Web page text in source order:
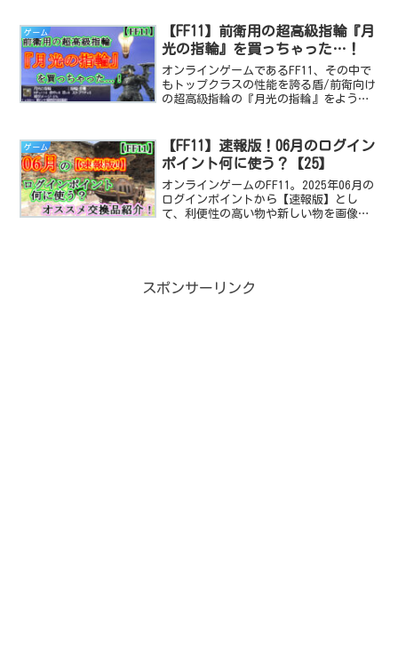
分で確かめて確認したものもチラっとレ
ポします。
ゲーム
【FF11】前衛用の超高級指輪『月
光の指輪』を買っちゃった…！
オンラインゲームであるFF11、その中で
もトップクラスの性能を誇る盾/前衛向け
の超高級指輪の『月光の指輪』をようや
ゲーム
【FF11】速報版！06月のログイン
ポイント何に使う？【25】
オンラインゲームのFF11。2025年06月の
ログインポイントから【速報版】とし
て、利便性の高い物や新しい物を画像付
スポンサーリンク